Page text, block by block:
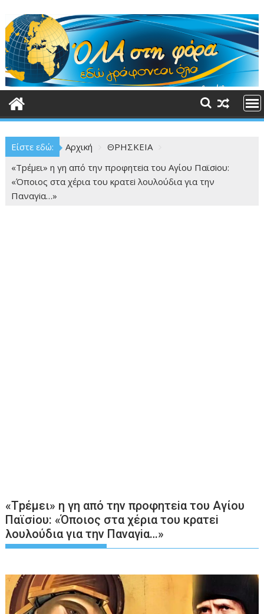
στο
περιεχόμενο
Είστε εδώ: Αρχική
ΘΡΗΣΚΕΙΑ
«Τpέμει» η γη από την προφητεiα του Αγίου Παϊσiου:
«Όποιος στα χέρια του κρατεi λουλούδια για την
Παναγiα…»
«Τpέμει» η γη από την προφητεiα του Αγίου
Παϊσiου: «Όποιος στα χέρια του κρατεi
λουλούδια για την Παναγiα…»